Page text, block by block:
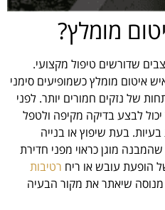
מומלץ?
שדורשים טיפול מקצועי.
איטום מומלץ כשמופיעים סימני
של נזקים חמורים יותר. לפני
לבצע בדיקה מקיפה ולטפל
בעת שיפוץ או בנייה
מוגן כראוי מפני חדירת
הופעת עובש או ריח רטיבות
מנוסה שיאתר את מקור הבעיה